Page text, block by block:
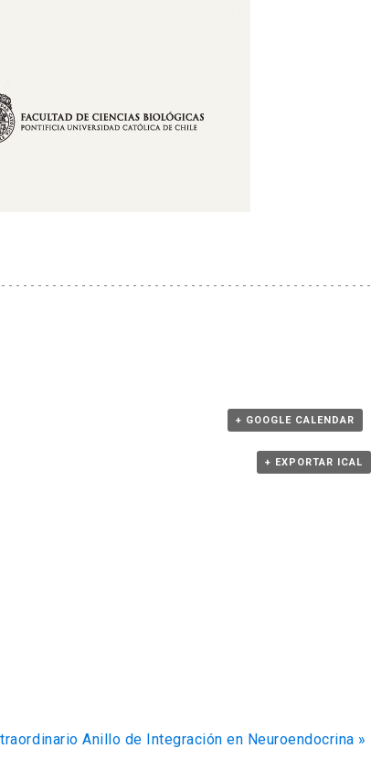
+ GOOGLE CALENDAR
+ EXPORTAR ICAL
Anillo de Integración en Neuroendocrina »